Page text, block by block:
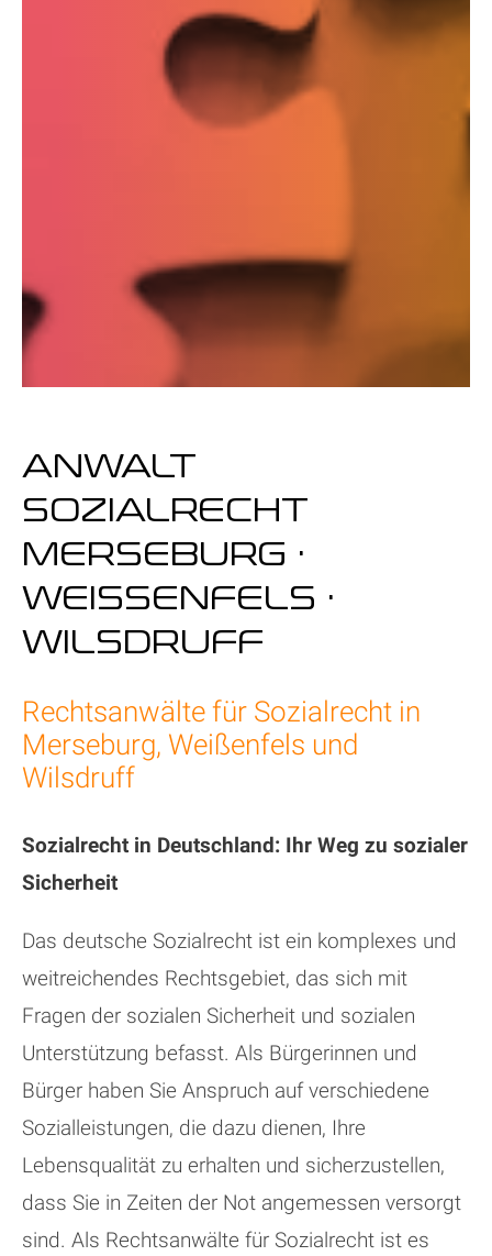
ANWALT
SOZIALRECHT
MERSEBURG ·
WEISSENFELS · W
ILSDRUFF
Rechtsanwälte für Sozialrecht in
Merseburg, Weißenfels und
Wilsdruff
Sozialrecht in Deutschland: Ihr Weg zu sozialer
Sicherheit
Das deutsche Sozialrecht ist ein komplexes und
weitreichendes Rechtsgebiet, das sich mit
Fragen der sozialen Sicherheit und sozialen
Unterstützung befasst. Als Bürgerinnen und
Bürger haben Sie Anspruch auf verschiedene
Sozialleistungen, die dazu dienen, Ihre
Lebensqualität zu erhalten und sicherzustellen,
dass Sie in Zeiten der Not angemessen versorgt
sind. Als Rechtsanwälte für Sozialrecht ist es